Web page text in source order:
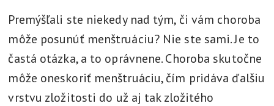
Premýšľali ste niekedy nad tým, či vám choroba
môže posunúť menštruáciu? Nie ste sami. Je to
častá otázka, a to oprávnene. Choroba skutočne
môže oneskoriť menštruáciu, čím pridáva ďalšiu
vrstvu zložitosti do už aj tak zložitého